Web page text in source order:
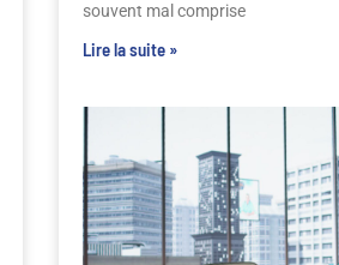
souvent mal comprise
Lire la suite »